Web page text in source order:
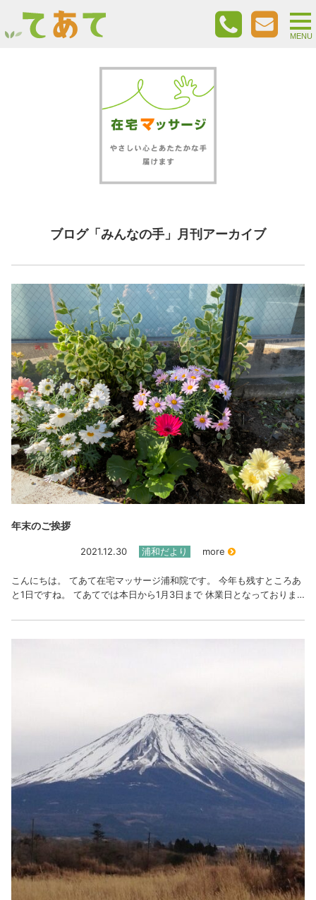
ブログ「みんなの手」月刊アーカイブ
年末のご挨拶
2021.12.30 浦和だより more
こんにちは。 てあて在宅マッサージ浦和院です。 今年も残すところあ
と1日ですね。 てあてでは本日から1月3日まで 休業日となっておりま…
MENU